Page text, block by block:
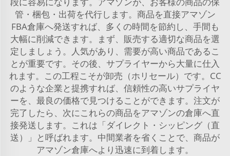
管・梱包・出荷を代行します。商品を直接アマゾン
FBA倉庫へ発送すれば、多くの時間を節約し、手間も
大幅に削減できます。まず、販売する適切な商品を選
定しましょう。人気があり、需要が高い商品であるこ
とが重要です。その後、サプライヤーから大量に仕入
れます。この工程こそが卸売（ホリセール）です。CC
のような企業と提携すれば、信頼性の高いサプライヤ
ーを、最良の価格で見つけることができます。注文が
完了したら、次にこれらの商品をアマゾンの倉庫へ直
接発送します。これは「ダイレクト・シッピング（直
送）」と呼ばれます。中間業者を省くことで、商品が
アマゾン倉庫へより迅速に到着します。